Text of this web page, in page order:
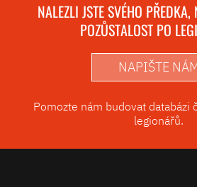
NALEZLI JSTE SVÉHO
POZŮSTALOST PO
NAPIŠTE
Pomozte nám budovat databázi
legionářů.